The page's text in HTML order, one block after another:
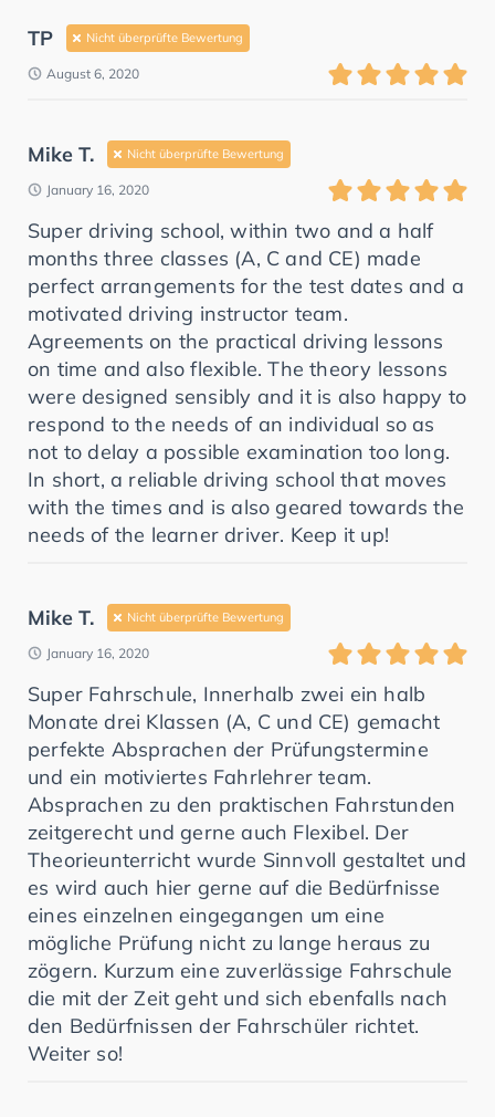
TP Nicht überprüfte Bewertung
August 6, 2020
Mike T. Nicht überprüfte Bewertung
January 16, 2020
Super driving school, within two and a half
months three classes (A, C and CE) made
perfect arrangements for the test dates and a
motivated driving instructor team.
Agreements on the practical driving lessons
on time and also flexible. The theory lessons
were designed sensibly and it is also happy to
respond to the needs of an individual so as
not to delay a possible examination too long.
In short, a reliable driving school that moves
with the times and is also geared towards the
needs of the learner driver. Keep it up!
Mike T. Nicht überprüfte Bewertung
January 16, 2020
Super Fahrschule, Innerhalb zwei ein halb
Monate drei Klassen (A, C und CE) gemacht
perfekte Absprachen der Prüfungstermine
und ein motiviertes Fahrlehrer team.
Absprachen zu den praktischen Fahrstunden
zeitgerecht und gerne auch Flexibel. Der
Theorieunterricht wurde Sinnvoll gestaltet und
es wird auch hier gerne auf die Bedürfnisse
eines einzelnen eingegangen um eine
mögliche Prüfung nicht zu lange heraus zu
zögern. Kurzum eine zuverlässige Fahrschule
die mit der Zeit geht und sich ebenfalls nach
den Bedürfnissen der Fahrschüler richtet.
Weiter so!